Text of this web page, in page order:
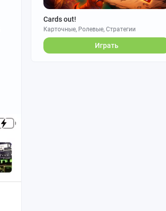
Cards out!
Карточные, Ролевые, Стратегии
Играть